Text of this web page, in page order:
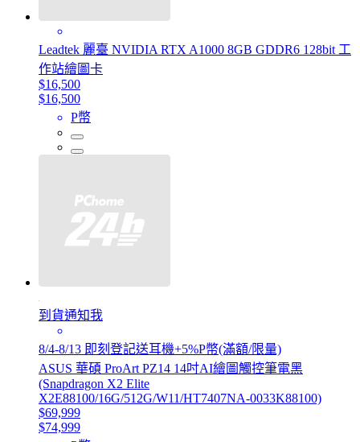
Leadtek 麗臺 NVIDIA RTX A1000 8GB GDDR6 128bit 工
作站繪圖卡
$16,500
$16,500
P幣
到貨通知我
8/4-8/13 即刻登記送耳機+5%P幣(滿額/限量)
ASUS 華碩 ProArt PZ14 14吋AI繪圖觸控筆電黑
(Snapdragon X2 Elite
X2E88100/16G/512G/W11/HT7407NA-0033K88100)
$69,999
$74,999